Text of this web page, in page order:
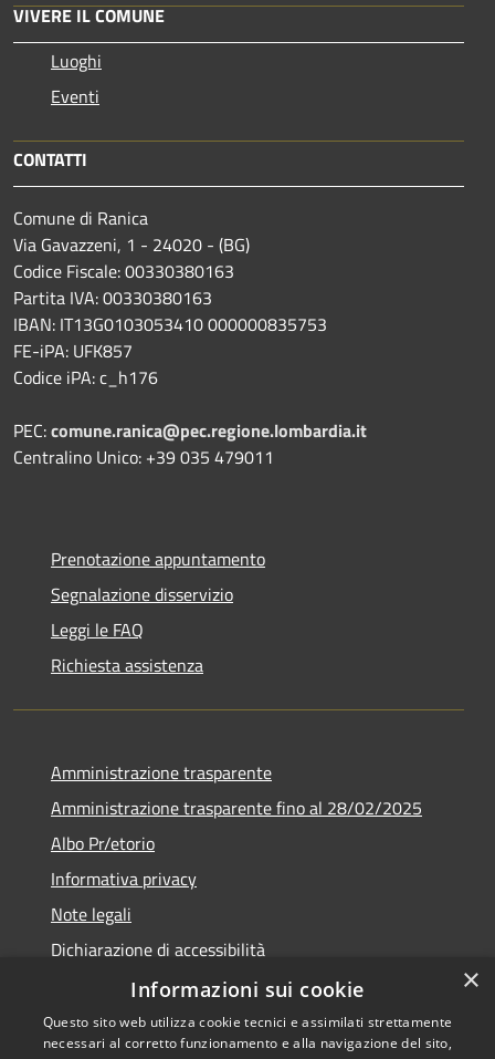
VIVERE IL COMUNE
Luoghi
Eventi
CONTATTI
Comune di Ranica
Via Gavazzeni, 1 - 24020 - (BG)
Codice Fiscale: 00330380163
Partita IVA: 00330380163
IBAN: IT13G0103053410 000000835753
FE-iPA: UFK857
Codice iPA: c_h176
PEC:comune.ranica@pec.regione.lombardia.it
Centralino Unico: +39 035 479011
Prenotazione appuntamento
Segnalazione disservizio
Leggi le FAQ
Richiesta assistenza
Amministrazione trasparente
Amministrazione trasparente fino al 28/02/2025
Albo Pr/etorio
Informativa privacy
Note legali
Dichiarazione di accessibilità
Obiettivi di accessibilità
×
Informazioni sui cookie
Questo sito web utilizza cookie tecnici e assimilati strettamente
necessari al corretto funzionamento e alla navigazione del sito,